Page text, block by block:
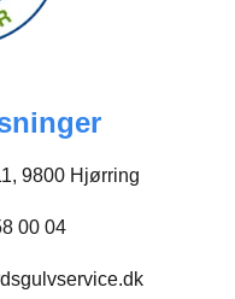
9800 Hjørring
00 04